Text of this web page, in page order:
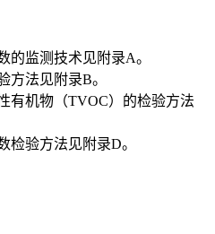
监测技术见附录A。
法见附录B。
机物（TVOC）的检验方法
验方法见附录D。